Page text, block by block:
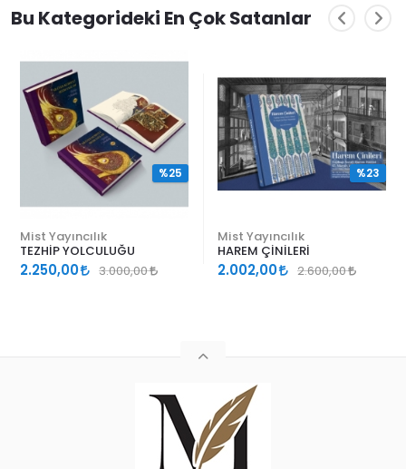
Bu Kategorideki En Çok Satanlar
Mist Yayıncılık
TEZHİP YOLCULUĞU
2.250,00 3.000,00
%25
Mist Yayıncılık
HAREM ÇİNİLERİ
2.002,00 2.600,00
%23